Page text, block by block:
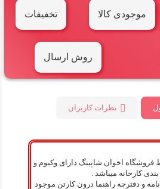
موجودی کالا تخفیفات
روش ارسال
نظرات کاربران
اخوان شاپینگ دارای وکیوم و
کارخانه میباشد .
و دفترچه راهنما درون کارتن موجود